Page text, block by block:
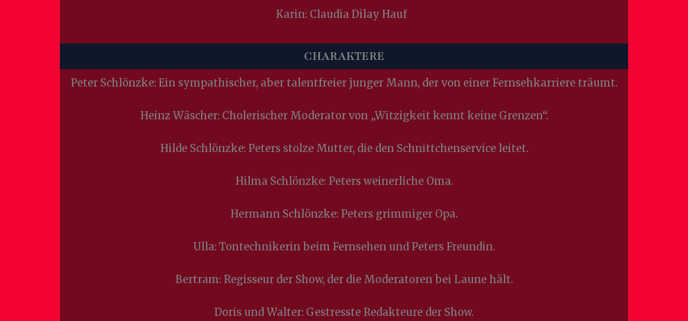
Karin: Claudia Dilay Hauf
CHARAKTERE
Peter Schlönzke: Ein sympathischer, aber talentfreier junger Mann, der von einer Fernsehkarriere träumt.
Heinz Wäscher: Cholerischer Moderator von „Witzigkeit kennt keine Grenzen“.
Hilde Schlönzke: Peters stolze Mutter, die den Schnittchenservice leitet.
Hilma Schlönzke: Peters weinerliche Oma.
Hermann Schlönzke: Peters grimmiger Opa.
Ulla: Tontechnikerin beim Fernsehen und Peters Freundin.
Bertram: Regisseur der Show, der die Moderatoren bei Laune hält.
Doris und Walter: Gestresste Redakteure der Show.